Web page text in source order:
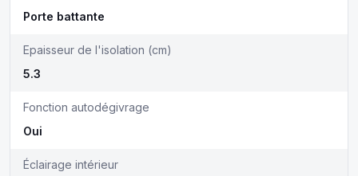
Porte battante
Epaisseur de l'isolation (cm)
5.3
Fonction autodégivrage
Oui
Éclairage intérieur